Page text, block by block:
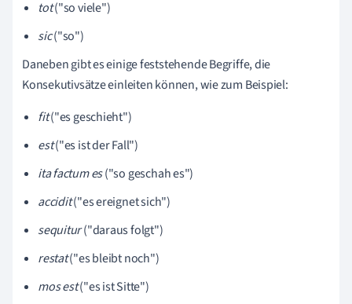
tot("so viele")
sic("so")
Daneben gibt es einige feststehende Begriffe, die
Konsekutivsätze einleiten können, wie zum Beispiel:
fit("es geschieht")
est("es ist der Fall")
ita factum es("so geschah es")
accidit("es ereignet sich")
sequitur("daraus folgt")
restat("es bleibt noch")
mos est("es ist Sitte")